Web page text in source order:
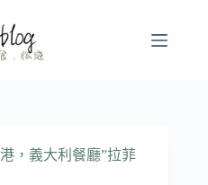
，義大利餐廳”拉菲